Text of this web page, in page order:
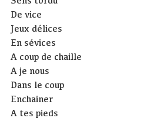
De vice
Jeux délices
En sévices
A coup de chaille
A je nous
Dans le coup
Enchainer
A tes pieds